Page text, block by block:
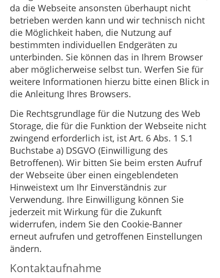
da die Webseite ansonsten überhaupt nicht
betrieben werden kann und wir technisch nicht
die Möglichkeit haben, die Nutzung auf
bestimmten individuellen Endgeräten zu
unterbinden. Sie können das in Ihrem Browser
aber möglicherweise selbst tun. Werfen Sie für
weitere Informationen hierzu bitte einen Blick in
die Anleitung Ihres Browsers.
Die Rechtsgrundlage für die Nutzung des Web
Storage, die für die Funktion der Webseite nicht
zwingend erforderlich ist, ist Art. 6 Abs. 1 S.1
Buchstabe a) DSGVO (Einwilligung des
Betroffenen). Wir bitten Sie beim ersten Aufruf
der Webseite über einen eingeblendeten
Hinweistext um Ihr Einverständnis zur
Verwendung. Ihre Einwilligung können Sie
jederzeit mit Wirkung für die Zukunft
widerrufen, indem Sie den Cookie-Banner
erneut aufrufen und getroffenen Einstellungen
ändern.
Kontaktaufnahme